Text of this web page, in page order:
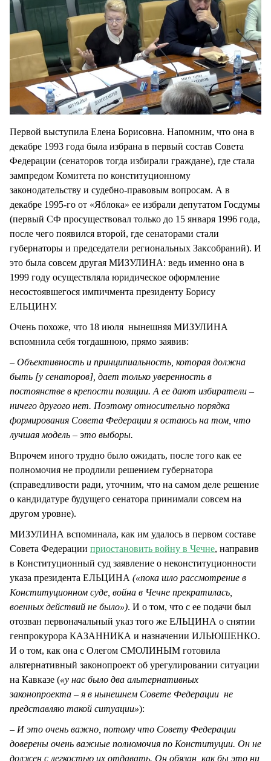
Первой выступила Елена Борисовна. Напомним, что она в
декабре 1993 года была избрана в первый состав Совета
Федерации (сенаторов тогда избирали граждане), где стала
зампредом Комитета по конституционному
законодательству и судебно-правовым вопросам. А в
декабре 1995-го от «Яблока» ее избрали депутатом Госдумы
(первый СФ просуществовал только до 15 января 1996 года,
после чего появился второй, где сенаторами стали
губернаторы и председатели региональных Заксобраний). И
это была совсем другая МИЗУЛИНА: ведь именно она в
1999 году осуществляла юридическое оформление
несостоявшегося импичмента президенту Борису
ЕЛЬЦИНУ.
Очень похоже, что 18 июля нынешняя МИЗУЛИНА
вспомнила себя тогдашнюю, прямо заявив:
– Объективность и принципиальность, которая должна
быть [у сенаторов], дает только уверенность в
постоянстве в крепости позиции. А ее дают избиратели –
ничего другого нет. Поэтому относительно порядка
формирования Совета Федерации я остаюсь на том, что
лучшая модель – это выборы.
Впрочем иного трудно было ожидать, после того как ее
полномочия не продлили решением губернатора
(справедливости ради, уточним, что на самом деле решение
о кандидатуре будущего сенатора принимали совсем на
другом уровне).
МИЗУЛИНА вспоминала, как им удалось в первом составе
Совета Федерации приостановить войну в Чечне, направив
в Конституционный суд заявление о неконституционности
указа президента ЕЛЬЦИНА («пока шло рассмотрение в
Конституционном суде, война в Чечне прекратилась,
военных действий не было»). И о том, что с ее подачи был
отозван первоначальный указ того же ЕЛЬЦИНА о снятии
генпрокурора КАЗАННИКА и назначении ИЛЬЮШЕНКО.
И о том, как она с Олегом СМОЛИНЫМ готовила
альтернативный законопроект об урегулировании ситуации
на Кавказе («у нас было два альтернативных
законопроекта – я в нынешнем Совете Федерации не
представляю такой ситуации»):
– И это очень важно, потому что Совету Федерации
доверены очень важные полномочия по Конституции. Он не
должен с легкостью их отдавать. Он обязан, как бы это ни